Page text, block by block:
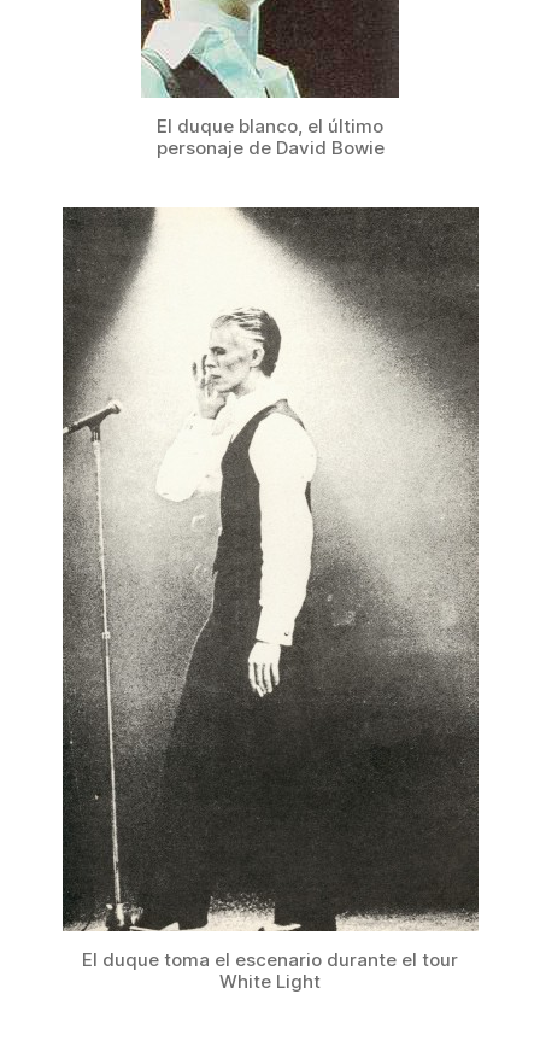
El duque blanco, el último
personaje de David Bowie
El duque toma el escenario durante el tour
White Light